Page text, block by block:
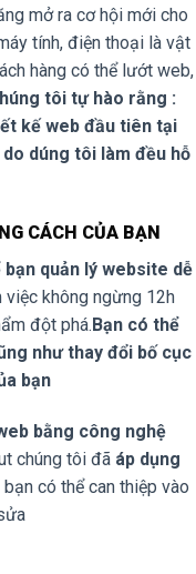
mở ra cơ hội mới cho
tính, điện thoại là vật
hàng có thể lướt web,
tôi tự hào rằng :
kế web đầu tiên tại
dúng tôi làm đều hỗ
CÁCH CỦA BẠN
quản lý website dễ
không ngừng 12h
đột phá.Bạn có thể
như thay đổi bố cục
bạn
bằng công nghệ
chúng tôi đã áp dụng
bạn có thể can thiệp vào